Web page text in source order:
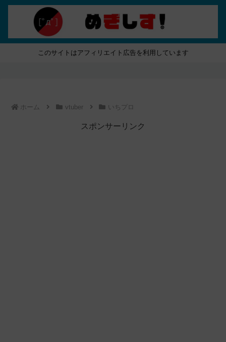
このサイトはアフィリエイト広告を利用しています
ホーム vtuber いちプロ
スポンサーリンク